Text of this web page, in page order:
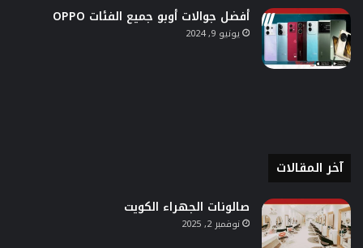
أفضل جوالات أوبو جميع الفئات OPPO
يونيو 9, 2024
آخر المقالات
صالونات الجهراء الكويت
نوفمبر 2, 2025